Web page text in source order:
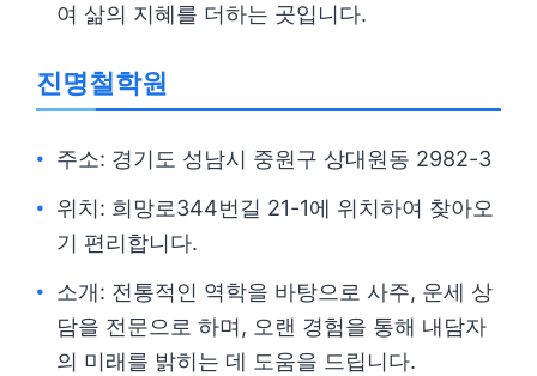
여 삶의 지혜를 더하는 곳입니다.
진명철학원
주소: 경기도 성남시 중원구 상대원동 2982-3
위치: 희망로344번길 21-1에 위치하여 찾아오
기 편리합니다.
소개: 전통적인 역학을 바탕으로 사주, 운세 상
담을 전문으로 하며, 오랜 경험을 통해 내담자
의 미래를 밝히는 데 도움을 드립니다.